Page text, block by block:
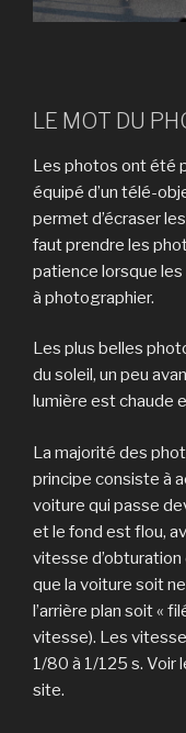
LE MOT DU
Les photos ont été
équipé d’un télé-
permet d’écraser
faut prendre les
patience lorsque
à photographier.
Les plus belles
du soleil, un peu
lumière est chaude
La majorité des
principe consiste à
voiture qui passe
et le fond est flou,
vitesse
que la voiture soit
l’arrière plan soit «
vitesse). Les
1/80 à 1/125 s. Voir
site.